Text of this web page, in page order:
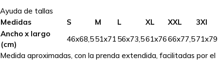
Ayuda de tallas
Medidas
S M L XL XXL
3Xl
Ancho x largo
(cm)
46x68,551x71 56x73,561x7666x77,571x79
Medida aproximadas, con la prenda extendida, facilitadas por el